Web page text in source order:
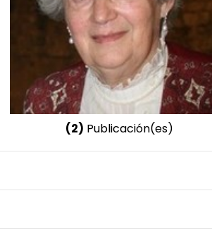
(2) Publicación(es)